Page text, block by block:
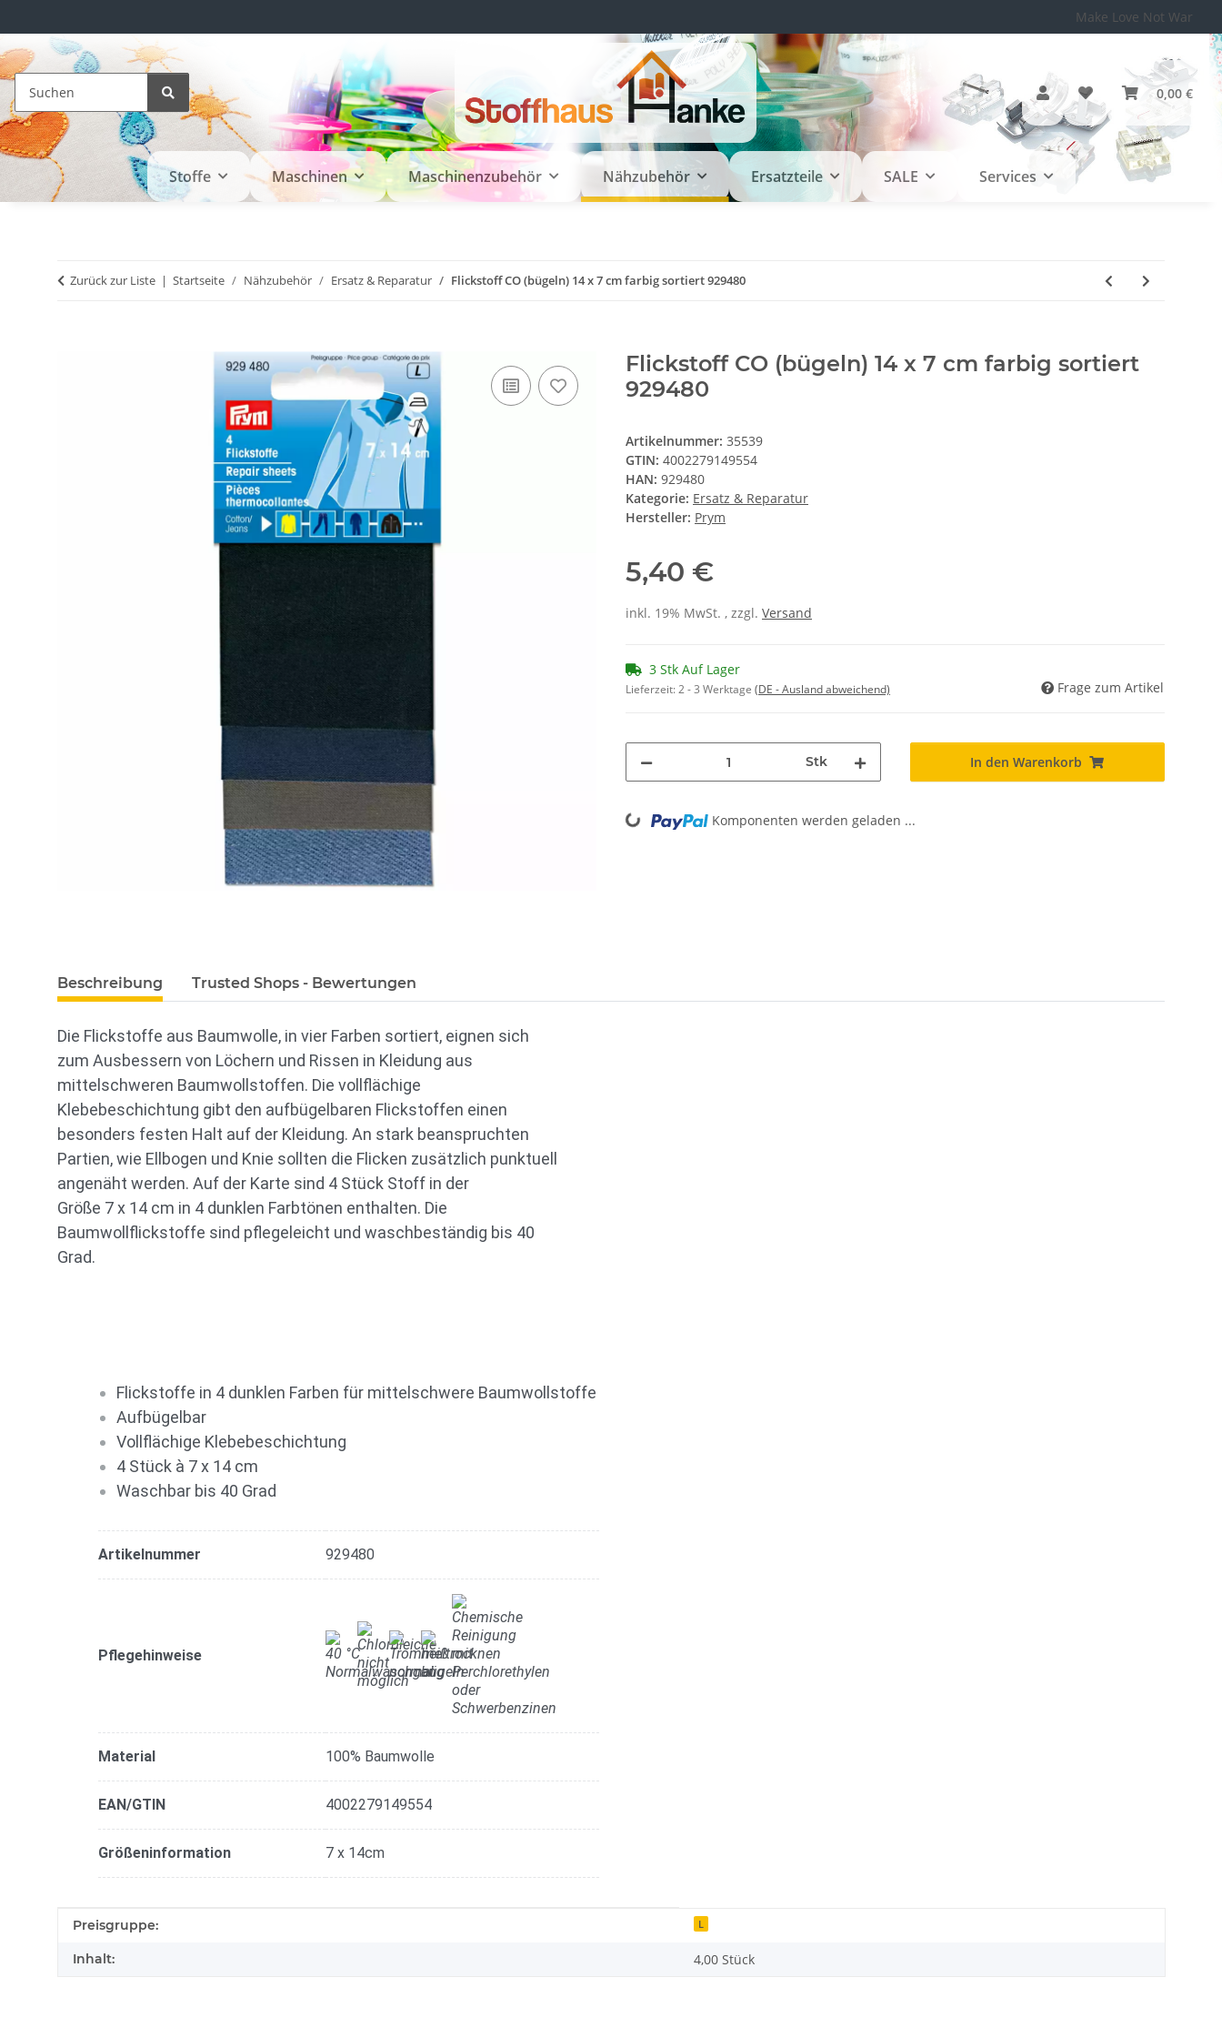
Make Love Not War
0,00 €
Stoffe Maschinen Maschinenzubehör Nähzubehör Ersatzteile SALE Services
Zurück zur Liste Startseite Nähzubehör Ersatz & Reparatur Flickstoff CO (bügeln) 14 x 7 cm farbig sortiert 929480
Flickstoff CO (bügeln) 14 x 7 cm farbig sortiert
929480
Artikelnummer: 35539
GTIN: 4002279149554
HAN: 929480
Kategorie: Ersatz & Reparatur
Hersteller: Prym
5,40 €
inkl. 19% MwSt. , zzgl. Versand
3 Stk Auf Lager
Lieferzeit:2 - 3 Werktage (DE - Ausland abweichend) Frage zum Artikel
Stk In den Warenkorb
Loading... Komponenten werden geladen ...
Beschreibung Trusted Shops - Bewertungen
Die Flickstoffe aus Baumwolle, in vier Farben sortiert, eignen sich
zum Ausbessern von Löchern und Rissen in Kleidung aus
mittelschweren Baumwollstoffen. Die vollflächige
Klebebeschichtung gibt den aufbügelbaren Flickstoffen einen
besonders festen Halt auf der Kleidung. An stark beanspruchten
Partien, wie Ellbogen und Knie sollten die Flicken zusätzlich punktuell
angenäht werden. Auf der Karte sind 4 Stück Stoff in der
Größe 7 x 14 cm in 4 dunklen Farbtönen enthalten. Die
Baumwollflickstoffe sind pflegeleicht und waschbeständig bis 40
Grad.
Flickstoffe in 4 dunklen Farben für mittelschwere Baumwollstoffe
Aufbügelbar
Vollflächige Klebebeschichtung
4 Stück à 7 x 14 cm
Waschbar bis 40 Grad
Artikelnummer 929480
Pflegehinweise
Material 100% Baumwolle
EAN/GTIN 4002279149554
Größeninformation 7 x 14cm
Produkteigenschaft
Wert
Preisgruppe: L
Inhalt: 4,00 Stück